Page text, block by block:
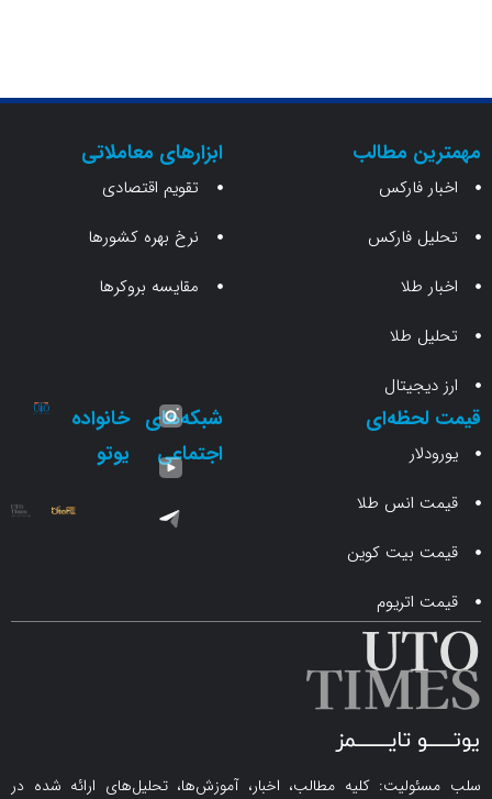
مطالب
فارکس
فارکس
ابزارهای معاملاتی
تقویم اقتصادی
نرخ بهره کشورها
مقایسه بروکرها
انس طلا
بیت کوین
شبکه‌های خانواده
یوتو
کلیه مطالب، اخبار، آموزش‌ها، تحلیل‌های ارائه شده در